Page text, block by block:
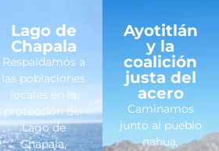
Lago de
Chapala
Respaldamos a
las poblaciones
locales en la
protección del
Lago de
Chapala,
Ayotitlán
y la
coalición
justa del
acero
Caminamos
junto al pueblo
nahua,